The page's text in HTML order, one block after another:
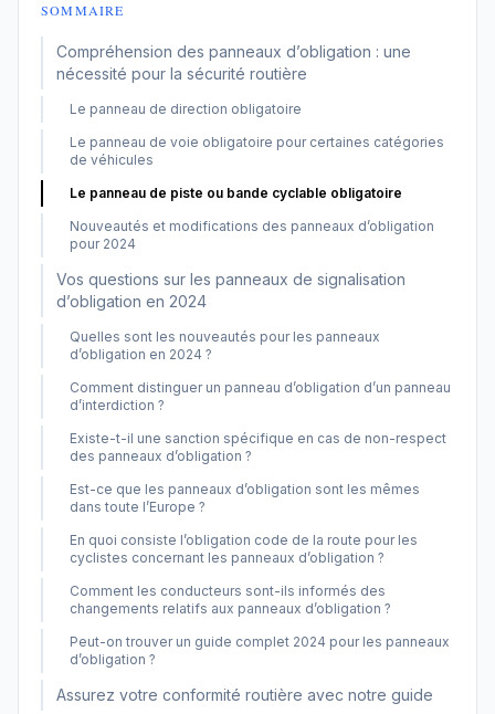
SOMMAIRE
Compréhension des panneaux d’obligation : une
nécessité pour la sécurité routière
Le panneau de direction obligatoire
Le panneau de voie obligatoire pour certaines catégories
de véhicules
Le panneau de piste ou bande cyclable obligatoire
Nouveautés et modifications des panneaux d’obligation
pour 2024
Vos questions sur les panneaux de signalisation
d’obligation en 2024
Quelles sont les nouveautés pour les panneaux
d’obligation en 2024 ?
Comment distinguer un panneau d’obligation d’un panneau
d’interdiction ?
Existe-t-il une sanction spécifique en cas de non-respect
des panneaux d’obligation ?
Est-ce que les panneaux d’obligation sont les mêmes
dans toute l’Europe ?
En quoi consiste l’obligation code de la route pour les
cyclistes concernant les panneaux d’obligation ?
Comment les conducteurs sont-ils informés des
changements relatifs aux panneaux d’obligation ?
Peut-on trouver un guide complet 2024 pour les panneaux
d’obligation ?
Assurez votre conformité routière avec notre guide